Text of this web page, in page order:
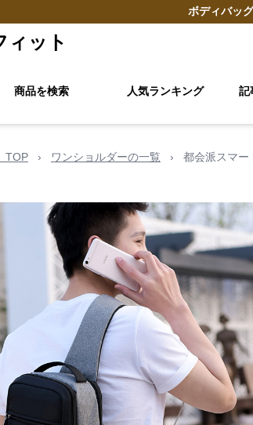
ボディバッグ
ィット
商品を検索 人気ランキング 記
TOP › ワンショルダーの一覧 › 都会派スマー